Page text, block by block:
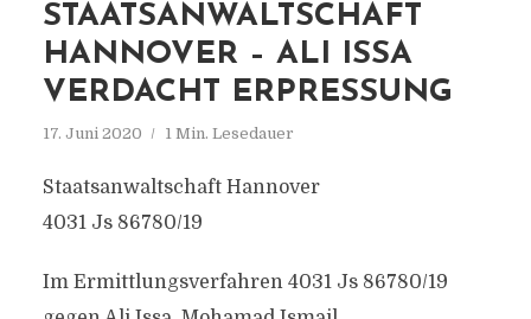
STAATSANWALTSCHAFT
HANNOVER – ALI ISSA
VERDACHT ERPRESSUNG
17. Juni 2020 1 Min. Lesedauer
Staatsanwaltschaft Hannover
4031 Js 86780/19
Im Ermittlungsverfahren 4031 Js 86780/19